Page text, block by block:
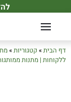
דף הבית» קטגוריות»
ללקוחות | מתנות